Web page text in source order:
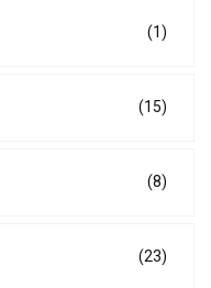
(1)
(15)
(8)
(23)